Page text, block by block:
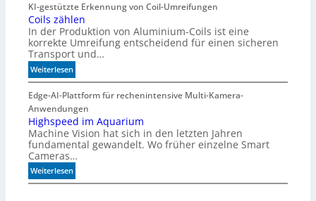
KI-gestützte Erkennung von Coil-Umreifungen
Coils zählen
In der Produktion von Aluminium-Coils ist eine
korrekte Umreifung entscheidend für einen sicheren
Transport und…
Weiterlesen:
C
o
i
l
s
z
ä
h
l
Edge-AI-Plattform für rechenintensive Multi-Kamera-
Anwendungen
Highspeed im Aquarium
Machine Vision hat sich in den letzten Jahren
fundamental gewandelt. Wo früher einzelne Smart
Cameras…
Weiterlesen:
H